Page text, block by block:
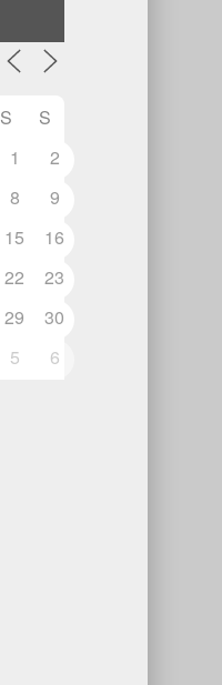
S
S
1
2
8
9
15
16
22
23
29
30
5 6